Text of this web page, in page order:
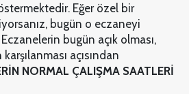
Eğer özel bir
bugün o eczaneyi
bugün açık olması,
açısından
NORMAL ÇALIŞMA SAATLERİ